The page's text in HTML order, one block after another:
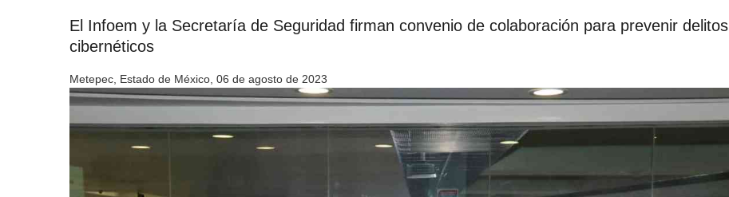
El Infoem y la Secretaría de Seguridad firman convenio de colaboración para prevenir delitos
cibernéticos
Metepec, Estado de México, 06 de agosto de 2023